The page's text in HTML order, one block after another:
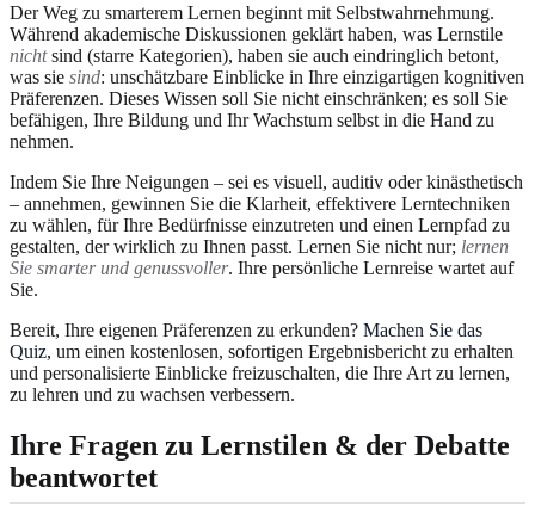
Der Weg zu smarterem Lernen beginnt mit Selbstwahrnehmung.
Während akademische Diskussionen geklärt haben, was Lernstile
nichtsind (starre Kategorien), haben sie auch eindringlich betont,
was sie sind: unschätzbare Einblicke in Ihre einzigartigen kognitiven
Präferenzen. Dieses Wissen soll Sie nicht einschränken; es soll Sie
befähigen, Ihre Bildung und Ihr Wachstum selbst in die Hand zu
nehmen.
Indem Sie Ihre Neigungen – sei es visuell, auditiv oder kinästhetisch
– annehmen, gewinnen Sie die Klarheit, effektivere Lerntechniken
zu wählen, für Ihre Bedürfnisse einzutreten und einen Lernpfad zu
gestalten, der wirklich zu Ihnen passt. Lernen Sie nicht nur; lernen
Sie smarter und genussvoller. Ihre persönliche Lernreise wartet auf
Sie.
Bereit, Ihre eigenen Präferenzen zu erkunden? Machen Sie das
Quiz, um einen kostenlosen, sofortigen Ergebnisbericht zu erhalten
und personalisierte Einblicke freizuschalten, die Ihre Art zu lernen,
zu lehren und zu wachsen verbessern.
Ihre Fragen zu Lernstilen & der Debatte
beantwortet